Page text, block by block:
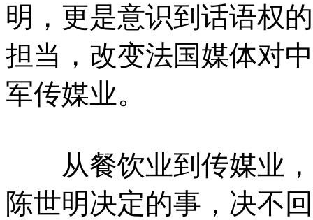
明，更是意识到话语权
担当，改变法国媒体对
军传媒业。
从餐饮业到传媒业，
陈世明决定的事，决不